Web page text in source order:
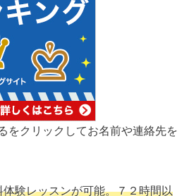
をクリックしてお名前や連絡先を
験レッスンが可能。７２時間以